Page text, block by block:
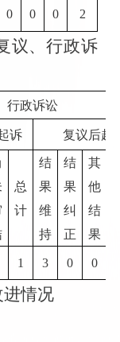
0 0 0 2
议、行政诉
行政诉讼
诉 复议后起
总
计
结
果
维
持
结
果
纠
正
其
他
结
果
1 3 0 0
情况